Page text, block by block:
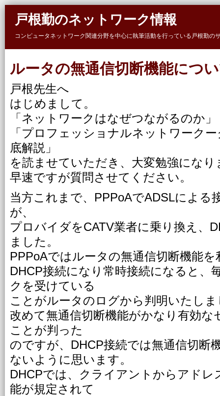
戸根勤のネットワーク情報
コンピュータネットワーク関連分野を中心に執筆活動を行っている戸根勤
ルータの無通信切断機能につ
戸根先生へ
はじめまして。
「ネットワークはなぜつながるのか」
「プロフェッショナルネットワーク
底解説」
を読ませていただき、大変勉強になり
早速ですが質問させてください。
当方これまで、PPPoAでADSLによる
が、
プロバイダをCATV業者に乗り換え、
ました。
PPPoAではルータの無通信切断機能
DHCP接続になり常時接続になると、
クを受けている
ことがルータのログから判明いたしま
改めて無通信切断機能がかなり有効
ことが判った
のですが、DHCP接続では無通信切断
ないように思います。
DHCPでは、クライアントからアドレ
能が規定されて